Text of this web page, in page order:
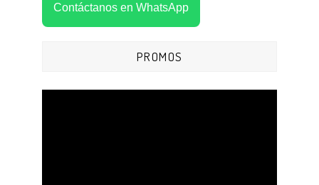
Contáctanos en WhatsApp
PROMOS